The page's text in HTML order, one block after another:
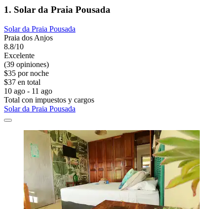
1. Solar da Praia Pousada
Solar da Praia Pousada
Praia dos Anjos
8.8/10
Excelente
(39 opiniones)
$35 por noche
$37 en total
10 ago - 11 ago
Total con impuestos y cargos
Solar da Praia Pousada